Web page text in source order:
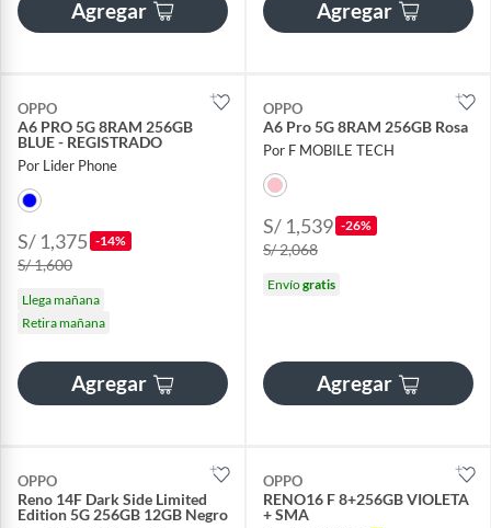
Agregar Agregar
OPPO
A6 PRO 5G 8RAM 256GB
BLUE - REGISTRADO
Por Lider Phone
S/ 1,375 -14%
S/ 1,600
Llega mañana
Retira mañana
Agregar
OPPO
A6 Pro 5G 8RAM 256GB Rosa
Por F MOBILE TECH
S/ 1,539 -26%
S/ 2,068
Envíogratis
Agregar
OPPO
Reno 14F Dark Side Limited
Edition 5G 256GB 12GB Negro
OPPO
RENO16 F 8+256GB VIOLETA
+ SMA